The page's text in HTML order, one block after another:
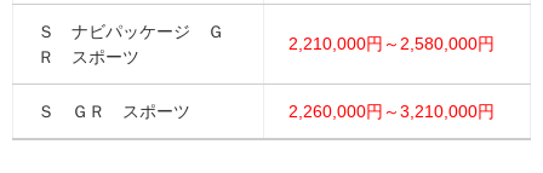
Ｓ ナビパッケージ Ｇ
Ｒ スポーツ
2,210,000円～2,580,000円
Ｓ ＧＲ スポーツ 2,260,000円～3,210,000円